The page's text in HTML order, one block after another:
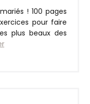
! 100 pages
pour faire
plus beaux des